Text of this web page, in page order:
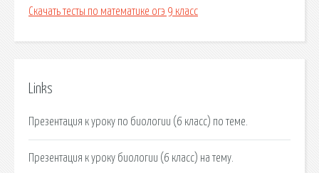
Скачать тесты по математике огэ 9 класс
Links
Презентация к уроку по биологии (6 класс) по теме.
Презентация к уроку биологии (6 класс) на тему.